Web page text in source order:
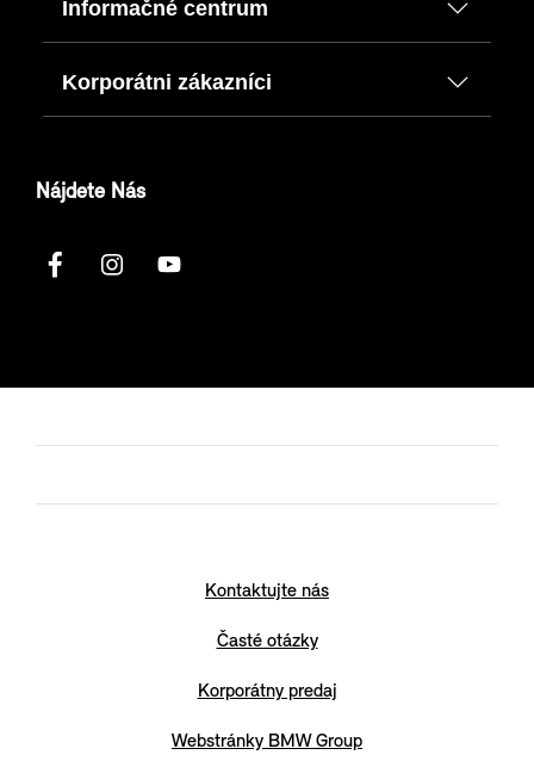
Informačné centrum
Korporátni zákazníci
Nájdete Nás
Kontaktujte nás
Časté otázky
Korporátny predaj
Webstránky BMW Group